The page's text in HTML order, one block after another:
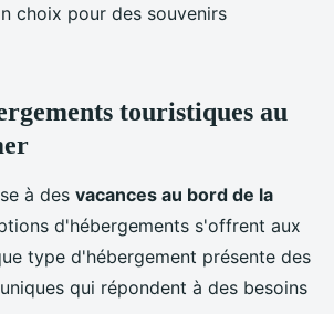
choix pour des souvenirs
touristiques au
à des vacances au bord de la
d'hébergements s'offrent aux
type d'hébergement présente des
qui répondent à des besoins